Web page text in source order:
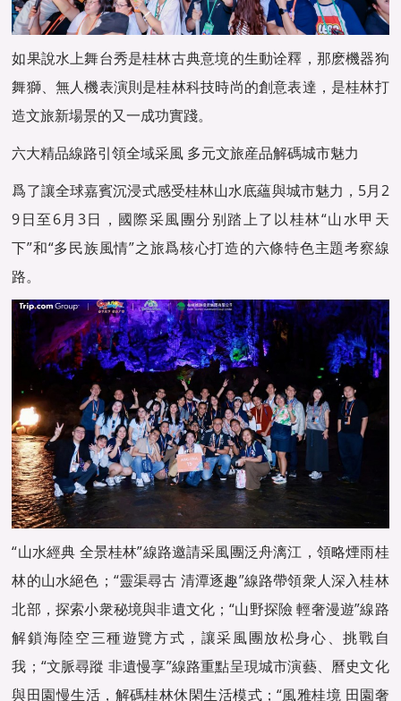
如果說水上舞台秀是桂林古典意境的生動诠釋，那麽機器狗
舞獅、無人機表演則是桂林科技時尚的創意表達，是桂林打
造文旅新場景的又一成功實踐。
六大精品線路引領全域采風 多元文旅産品解碼城市魅力
爲了讓全球嘉賓沉浸式感受桂林山水底蘊與城市魅力，5月2
9日至6月3日，國際采風團分别踏上了以桂林“山水甲天
下”和“多民族風情”之旅爲核心打造的六條特色主題考察線
路。
“山水經典 全景桂林”線路邀請采風團泛舟漓江，領略煙雨桂
林的山水絕色；“靈渠尋古 清潭逐趣”線路帶領衆人深入桂林
北部，探索小衆秘境與非遺文化；“山野探險 輕奢漫遊”線路
解鎖海陸空三種遊覽方式，讓采風團放松身心、挑戰自
我；“文脈尋蹤 非遺慢享”線路重點呈現城市演藝、曆史文化
與田園慢生活，解碼桂林休閑生活模式；“風雅桂境 田園奢